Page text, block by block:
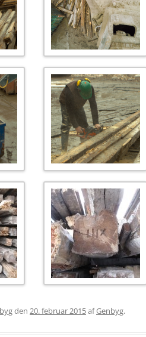
den 20. februar 2015afGenbyg.